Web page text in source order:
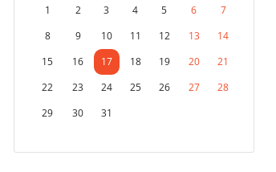
1 2 3 4 5 6
7
8
9 10 11 12 13
14
15
16 17 18 19 20
21
22
23 24 25 26 27
28
29
30 31